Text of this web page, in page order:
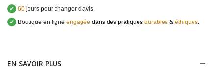
✔ 60 jours pour changer d'avis.
✔
Boutique en ligne engagée dans des pratiques durables & éthiques.
EN SAVOIR PLUS